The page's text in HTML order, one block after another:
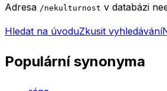
Adresa /nekulturnost v databázi
Hledat na úvoduZkusit vyhledávání
Populární synonyma